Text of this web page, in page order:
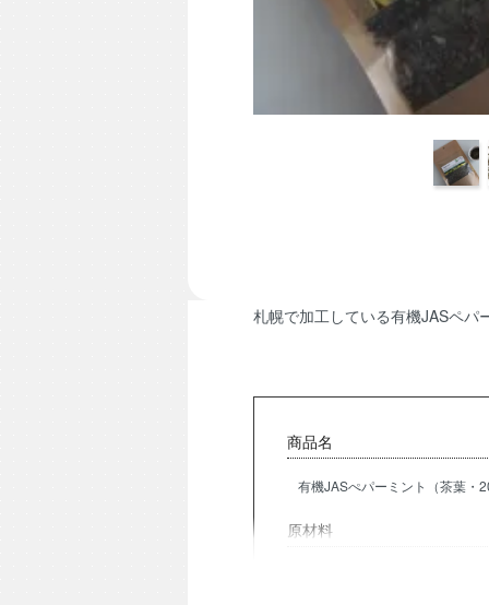
札幌で加工している有機JASペパ
商品名
有機JASぺパーミント（茶葉・
原材料